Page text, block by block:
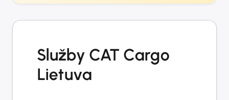
Služby CAT Cargo
Lietuva